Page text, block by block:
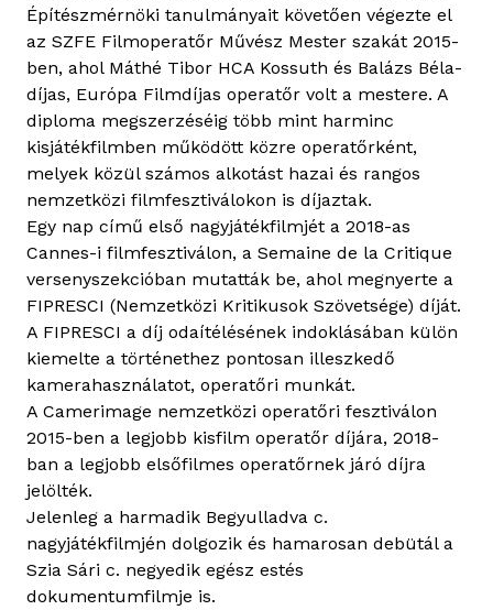
Építészmérnöki tanulmányait követően végezte el
az SZFE Filmoperatőr Művész Mester szakát 2015-
ben, ahol Máthé Tibor HCA Kossuth­ és Balázs Béla­-
díjas, Európa Filmdíjas operatőr volt a mestere. A
diploma megszerzéséig több mint harminc
kisjátékfilmben működött közre operatőrként,
melyek közül számos alkotást hazai és rangos
nemzetközi filmfesztiválokon is díjaztak.
Egy nap című első nagyjátékfilmjét a 2018-as
Cannes-i filmfesztiválon, a Semaine de la Critique
versenyszekcióban mutatták be, ahol megnyerte a
FIPRESCI (Nemzetközi Kritikusok Szövetsége) díját.
A FIPRESCI a díj odaítélésének indoklásában külön
kiemelte a történethez pontosan illeszkedő
kamerahasználatot, operatőri munkát.
A Camerimage nemzetközi operatőri fesztiválon
2015-ben a legjobb kisfilm operatőr díjára, 2018-
ban a legjobb elsőfilmes operatőrnek járó díjra
jelölték.
Jelenleg a harmadik Begyulladva c.
nagyjátékfilmjén dolgozik és hamarosan debütál a
Szia Sári c. negyedik egész estés
dokumentumfilmje is.